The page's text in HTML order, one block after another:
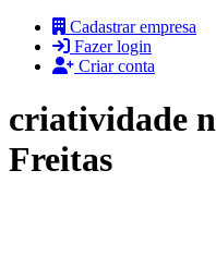
Cadastrar empresa
Fazer login
Criar conta
criatividade
Freitas